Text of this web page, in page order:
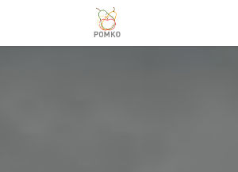
Overslaan naar inhoud